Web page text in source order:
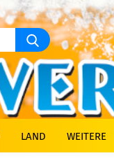
Suche...
LAND WEITERE